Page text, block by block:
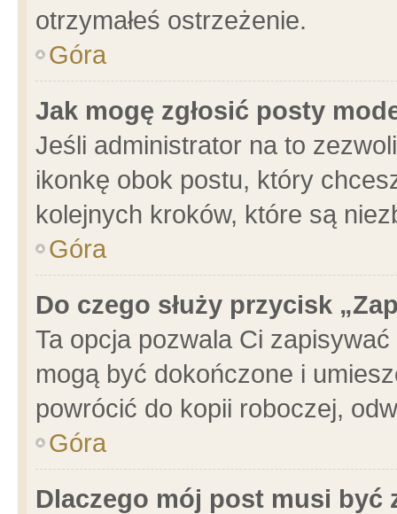
otrzymałeś ostrzeżenie.
Góra
Jak mogę zgłosić posty
Jeśli administrator na to
ikonkę obok postu, który
kolejnych kroków, które są
Góra
Do czego służy przycisk
Ta opcja pozwala Ci
mogą być dokończone i
powrócić do kopii roboczej,
Góra
Dlaczego mój post musi być